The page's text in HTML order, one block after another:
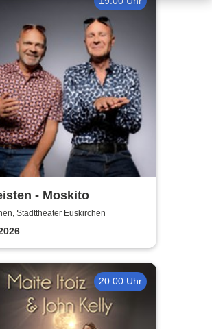
- Moskito
Stadttheater Euskirchen
20:00 Uhr